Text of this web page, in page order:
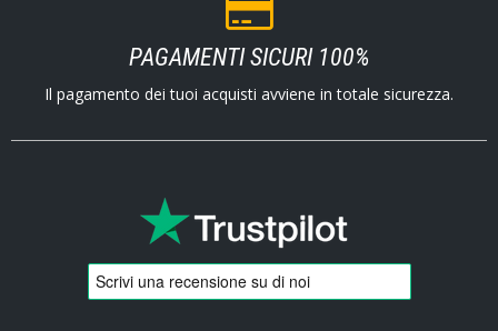
PAGAMENTI SICURI 100%
Il pagamento dei tuoi acquisti avviene in totale sicurezza.